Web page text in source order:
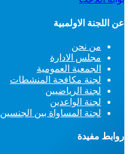
عن اللجنة الاولمبية
من نحن
مجلس الادارة
الجمعية العمومية
لجنة مكافحة المنشطات
لجنة الرياضيين
لجنة الواعدين
لجنة المساواة بين الجنسين
روابط مفيدة